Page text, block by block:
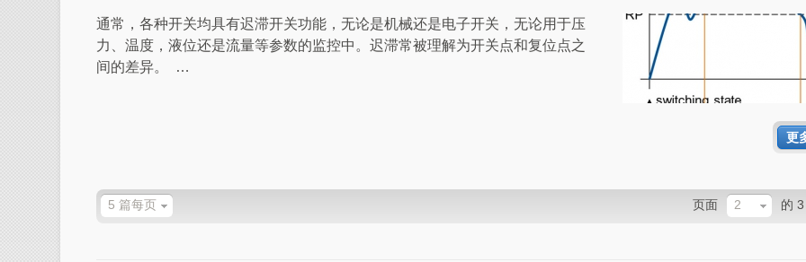
通常，各种开关均具有迟滞开关功能，无论是机械还是电子开关，无论用于压
力、温度，液位还是流量等参数的监控中。迟滞常被理解为开关点和复位点之
间的差异。 …
更
5 篇每页 页面 2 的 3